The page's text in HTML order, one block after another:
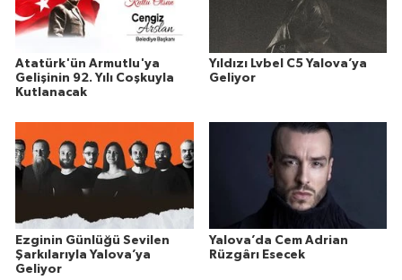
Atatürk'ün Armutlu'ya
Gelişinin 92. Yılı Coşkuyla
Kutlanacak
Yıldızı Lvbel C5 Yalova’ya
Geliyor
Ezginin Günlüğü Sevilen
Şarkılarıyla Yalova’ya
Geliyor
Yalova’da Cem Adrian
Rüzgârı Esecek